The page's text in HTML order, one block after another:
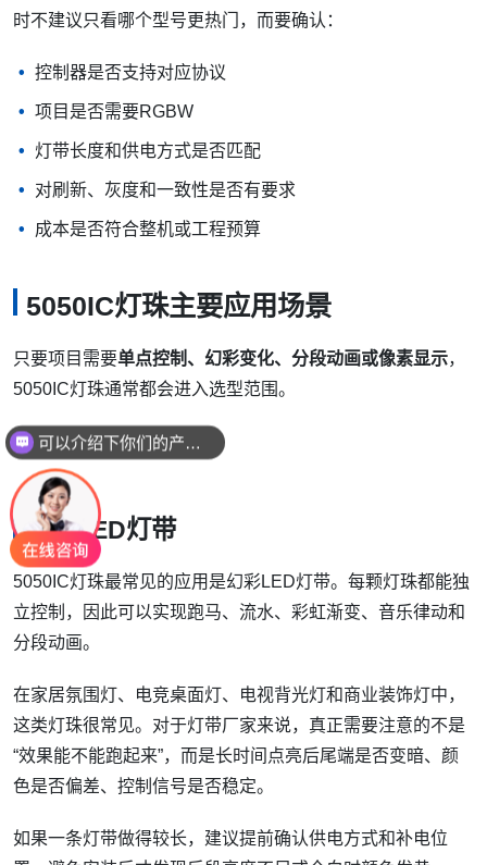
时不建议只看哪个型号更热门，而要确认：
控制器是否支持对应协议
项目是否需要RGBW
灯带长度和供电方式是否匹配
对刷新、灰度和一致性是否有要求
成本是否符合整机或工程预算
5050IC灯珠主要应用场景
只要项目需要单点控制、幻彩变化、分段动画或像素显示，
5050IC灯珠通常都会进入选型范围。
可以介绍下你们的产品么